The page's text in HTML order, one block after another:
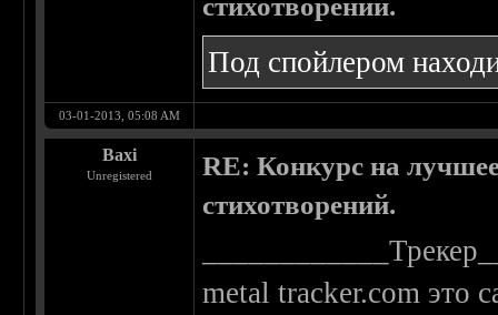
стихотворений.
Под спойлером
03-01-2013, 05:08 AM
Baxi
Unregistered
RE: Конкурс на
стихотворений.
metal tracker.com это